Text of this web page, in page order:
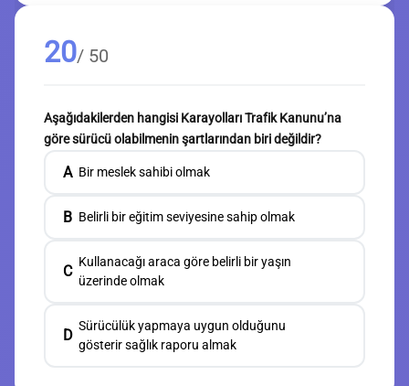
20/ 50
Aşağıdakilerden hangisi Karayolları Trafik Kanunu’na
göre sürücü olabilmenin şartlarından biri değildir?
A Bir meslek sahibi olmak
B Belirli bir eğitim seviyesine sahip olmak
C
Kullanacağı araca göre belirli bir yaşın
üzerinde olmak
D
Sürücülük yapmaya uygun olduğunu
gösterir sağlık raporu almak